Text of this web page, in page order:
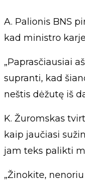
A. Palionis BNS
kad ministro
„Paprasčiausiai
supranti, kad
neštis dėžutę iš
K. Žuromskas
kaip jaučiasi
jam teks palikti
„Žinokite,